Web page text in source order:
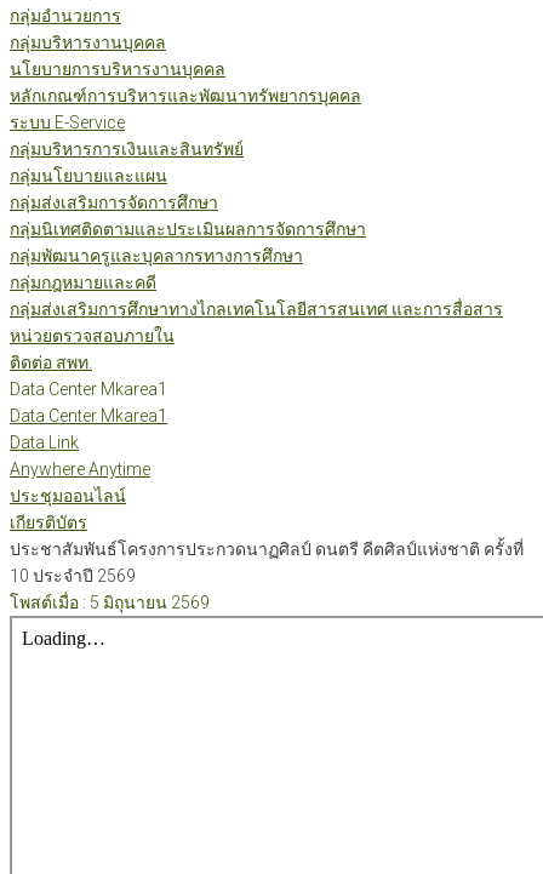
กลุ่มอำนวยการ
กลุ่มบริหารงานบุคคล
นโยบายการบริหารงานบุคคล
หลักเกณฑ์การบริหารและพัฒนาทรัพยากรบุคคล
ระบบ E-Service
กลุ่มบริหารการเงินและสินทรัพย์
กลุ่มนโยบายและแผน
กลุ่มส่งเสริมการจัดการศึกษา
กลุ่มนิเทศติดตามและประเมินผลการจัดการศึกษา
กลุ่มพัฒนาครูและบุคลากรทางการศึกษา
กลุ่มกฎหมายและคดี
กลุ่มส่งเสริมการศึกษาทางไกลเทคโนโลยีสารสนเทศ และการสื่อสาร
หน่วยตรวจสอบภายใน
ติดต่อ สพท.
Data Center Mkarea1
Data Center Mkarea1
Data Link
Anywhere Anytime
ประชุมออนไลน์
เกียรติบัตร
ประชาสัมพันธ์โครงการประกวดนาฏศิลป์ ดนตรี คีตศิลป์แห่งชาติ ครั้งที่
10 ประจำปี 2569
โพสต์เมื่อ : 5 มิถุนายน 2569